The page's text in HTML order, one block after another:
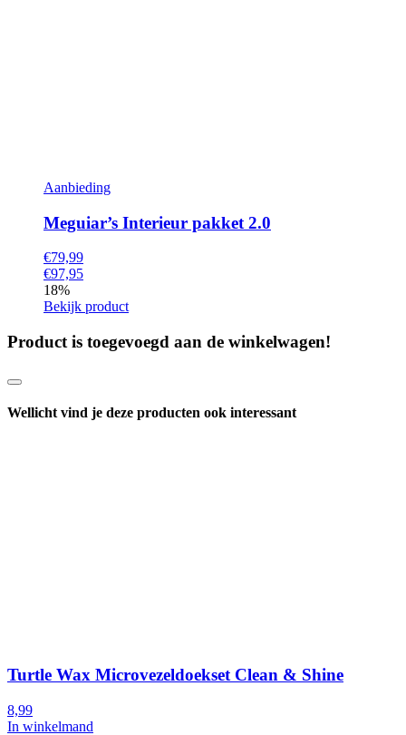
Aanbieding
Meguiar’s Interieur pakket 2.0
€79,99
€97,95
18%
Bekijk product
Product is toegevoegd aan de winkelwagen!
Wellicht vind je deze producten ook interessant
Turtle Wax Microvezeldoekset Clean & Shine
8,99
In winkelmand